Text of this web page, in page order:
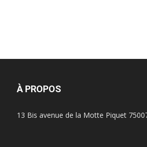
À PROPOS
13 Bis avenue de la Motte Piquet